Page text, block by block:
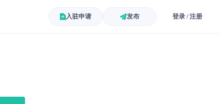
入驻申请 发布 登录 / 注册